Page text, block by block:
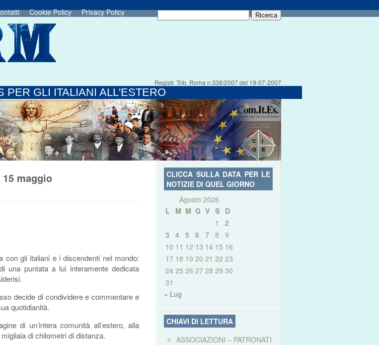
Cookie Policy Privacy Policy
Registr. Trib. Roma n.338/2007 del 19-07-2007
PER GLI ITALIANI ALL'ESTERO
15 maggio
con gli italiani e i discendenti nel mondo:
una puntata a lui interamente dedicata
decide di condividere e commentare e
quotidianità.
di un’intera comunità all’estero, alla
di chilometri di distanza.
CLICCA SULLA DATA PER LE
NOTIZIE DI QUEL GIORNO
Agosto 2026
L
M M G V S D
1
2
3
4 5 6 7 8
9
10 11 12 13 14 15 16
17 18 19 20 21 22 23
24 25 26 27 28 29 30
31
« Lug
CHIAVI DI LETTURA
ASSOCIAZIONI – PATRONATI